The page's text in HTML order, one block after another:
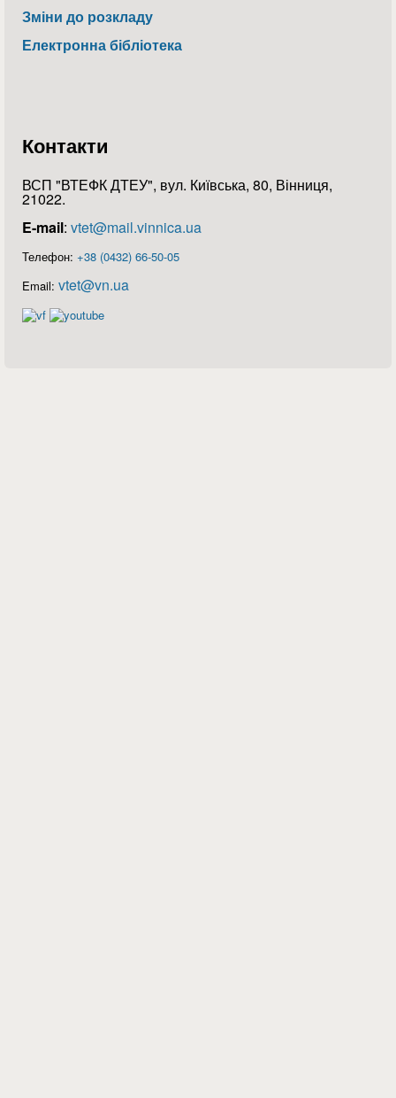
Зміни до розкладу
Електронна бібліотека
Контакти
ВСП "ВТЕФК ДТЕУ", вул. Київська, 80, Вінниця,
21022.
E-mail: vtet@mail.vinnica.ua
Телефон: +38 (0432) 66-50-05
Email: vtet@vn.ua